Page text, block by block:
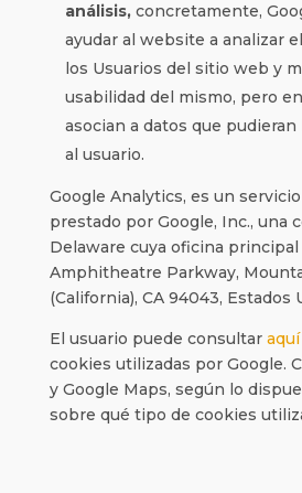
análisis,concretamente,
ayudar al website a analizar
los Usuarios del sitio web y
usabilidad del mismo, pero
asocian a datos que
al usuario.
Google Analytics, es un
prestado por Google, Inc., una
Delaware cuya oficina
Amphitheatre Parkway,
(California), CA 94043, Estados
El usuario puede consultar aquí
cookies utilizadas por Google.
y Google Maps, según lo
sobre qué tipo de cookies